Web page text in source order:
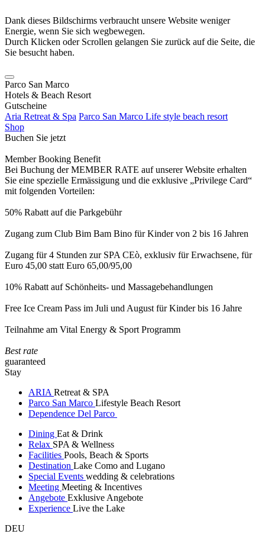
Dank dieses Bildschirms verbraucht unsere Website weniger
Energie, wenn Sie sich wegbewegen.
Durch Klicken oder Scrollen gelangen Sie zurück auf die Seite, die
Sie besucht haben.
Parco San Marco
Hotels & Beach Resort
Gutscheine
Aria Retreat & Spa Parco San Marco Life style beach resort
Shop
Buchen Sie jetzt
Member Booking Benefit
Bei Buchung der MEMBER RATE auf unserer Website erhalten
Sie eine spezielle Ermässigung und die exklusive „Privilege Card“
mit folgenden Vorteilen:
50% Rabatt auf die Parkgebühr
Zugang zum Club Bim Bam Bino für Kinder von 2 bis 16 Jahren
Zugang für 4 Stunden zur SPA CEò, exklusiv für Erwachsene, für
Euro 45,00 statt Euro 65,00/95,00
10% Rabatt auf Schönheits- und Massagebehandlungen
Free Ice Cream Pass im Juli und August für Kinder bis 16 Jahre
Teilnahme am Vital Energy & Sport Programm
Best rate
guaranteed
Stay
ARIA Retreat & SPA
Parco San Marco Lifestyle Beach Resort
Dependence Del Parco
Dining Eat & Drink
Relax SPA & Wellness
Facilities Pools, Beach & Sports
Destination Lake Como and Lugano
Special Events wedding & celebrations
Meeting Meeting & Incentives
Angebote Exklusive Angebote
Experience Live the Lake
DEU